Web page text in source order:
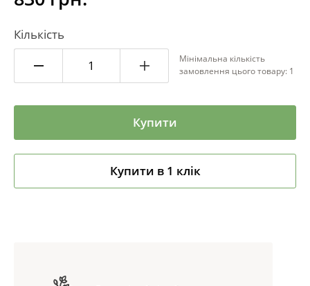
Кількість
Мінімальна кількість
замовлення цього товару: 1
Купити
Купити в 1 клік